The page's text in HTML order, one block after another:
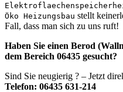
Öko Heizungsbau stellt
Fall, dass man sich zu uns ruft!
Haben Sie einen Berod
dem Bereich 06435 gesucht?
Sind Sie neugierig ? – Jetzt
Telefon: 06435 631-214